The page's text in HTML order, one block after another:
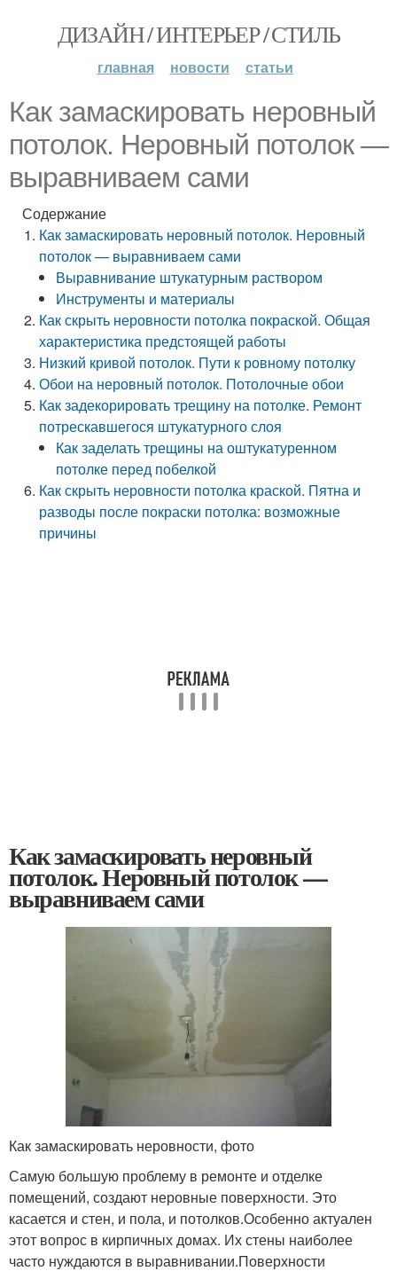
ДИЗАЙН / ИНТЕРЬЕР / СТИЛЬ
главная новости статьи
Как замаскировать неровный
потолок. Неровный потолок —
выравниваем сами
Содержание
Как замаскировать неровный потолок. Неровный
потолок — выравниваем сами
Выравнивание штукатурным раствором
Инструменты и материалы
Как скрыть неровности потолка покраской. Общая
характеристика предстоящей работы
Низкий кривой потолок. Пути к ровному потолку
Обои на неровный потолок. Потолочные обои
Как задекорировать трещину на потолке. Ремонт
потрескавшегося штукатурного слоя
Как заделать трещины на оштукатуренном
потолке перед побелкой
Как скрыть неровности потолка краской. Пятна и
разводы после покраски потолка: возможные
причины
Как замаскировать неровный
потолок. Неровный потолок —
выравниваем сами
Как замаскировать неровности, фото
Самую большую проблему в ремонте и отделке
помещений, создают неровные поверхности. Это
касается и стен, и пола, и потолков.Особенно актуален
этот вопрос в кирпичных домах. Их стены наиболее
часто нуждаются в выравнивании.Поверхности